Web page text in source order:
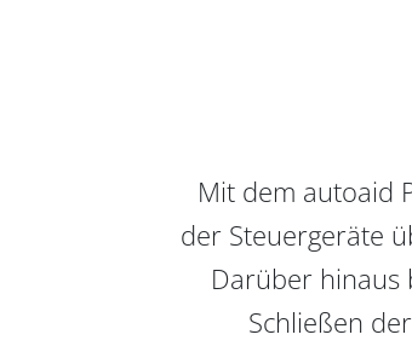
Mit dem autoaid
der Steuergeräte
Darüber hinaus
Schließen